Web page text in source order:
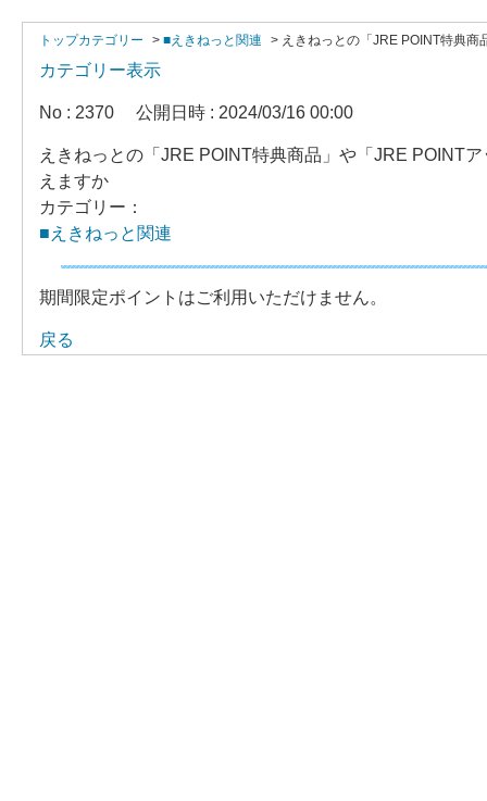
トップカテゴリー > ■えきねっと関連 > えきねっとの「JRE POINT特典
カテゴリー表示
No : 2370 公開日時 : 2024/03/16 00:00
えきねっとの「JRE POINT特典商品」や「JRE POINT
えますか
カテゴリー：
■えきねっと関連
期間限定ポイントはご利用いただけません。
戻る